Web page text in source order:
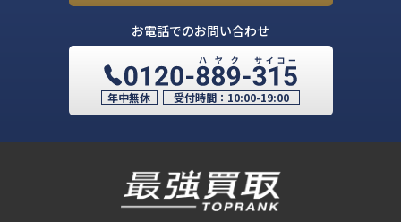
お電話でのお問い合わせ
年中無休 受付時間： 10:00-19:00